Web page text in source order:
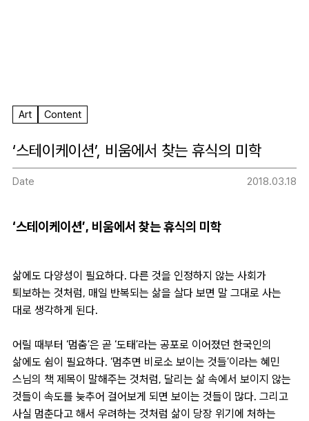
Art Content
‘스테이케이션’, 비움에서 찾는 휴식의 미학
Date 2018.03.18
‘스테이케이션’, 비움에서 찾는 휴식의 미학
삶에도 다양성이 필요하다. 다른 것을 인정하지 않는 사회가
퇴보하는 것처럼, 매일 반복되는 삶을 살다 보면 말 그대로 사는
대로 생각하게 된다.
어릴 때부터 ‘멈춤’은 곧 ‘도태’라는 공포로 이어졌던 한국인의
삶에도 쉼이 필요하다. ‘멈추면 비로소 보이는 것들’이라는 혜민
스님의 책 제목이 말해주는 것처럼, 달리는 삶 속에서 보이지 않는
것들이 속도를 늦추어 걸어보게 되면 보이는 것들이 많다. 그리고
사실 멈춘다고 해서 우려하는 것처럼 삶이 당장 위기에 처하는